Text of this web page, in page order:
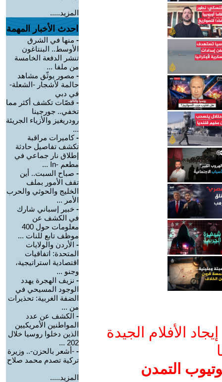
الأفلام الجيدة
التمدن
المزيد.....
احدث الأخبار المهمة
- منها في الشرق
الأوسط.. البنتاغون
تنشر الدفعة الخامسة
من ملفا ...
- مصور يوثّق مشاهد
حالمة لأشجار -الشعلة-
في دبي
- قصّات تكشف أكثر مما
تخفي.. جورجينا
رودريغيز والأزياء الجريئة
...
-كاميرات مراقبة
تكشف تفاصيل حادثة
إطلاق نار جماعي في
مطعم -In ...
- صباح السبت.. أين
تقف الأمور بملف
الخليج والحوثي والحرب
الأمر ...
- خبير إسباني شارك
في الكشف عن
معلومات حول 400
موظف تابع للنات ...
- الأردن والولايات
المتحدة: اتفاقيات
اقتصادية استراتيجية،
وجنو ...
- نزيف الهجرة يهدد
الوجود المسيحي في
الضفة الغربية: تحذيرات
من ...
- الكشف عن عدد
المواطنين الأمريكيين
الذين دخلوا روسيا خلال
202 ...
- -أشعر بالحزن-.. وزيرة
تركية تصدم محمد صلاح
المزيد.....